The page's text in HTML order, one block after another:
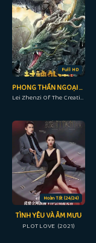
Full HD
PHONG THẦN NGOẠI TRUYỆN: LÔI CHẤN TỬ
Lei Zhenzi Of The Creation Gods (2023)
Hoàn Tất (24/24)
TÌNH YÊU VÀ ÂM MƯU
PLOT LOVE (2021)